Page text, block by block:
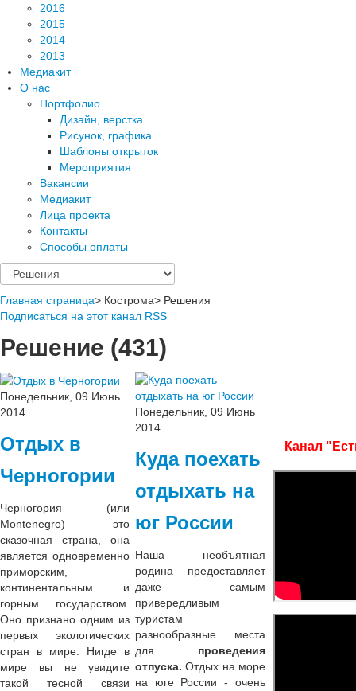
2016
2015
2014
2013
Медиакит
О нас
Портфолио
Дизайн, верстка
Рисунок, графика
Шаблоны открыток
Мероприятия
Вакансии
Медиакит
Лица проекта
Контакты
Способы оплаты
Главная страница> Кострома> Решения
Подписаться на этот канал RSS
Решение (431)
Понедельник, 09 Июнь
2014
Отдых в
Черногории
Черногория (или
Montenegro) – это
сказочная страна, она
является одновременно
приморским,
континентальным и
горным государством.
Оно признано одним из
первых экологических
стран в мире. Нигде в
мире вы не увидите
такой тесной связи
Понедельник, 09 Июнь
2014
Куда поехать
отдыхать на
юг России
Наша необъятная
родина предоставляет
даже самым
привередливым
туристам
разнообразные места
для проведения
отпуска. Отдых на море
на юге России - очень
Канал